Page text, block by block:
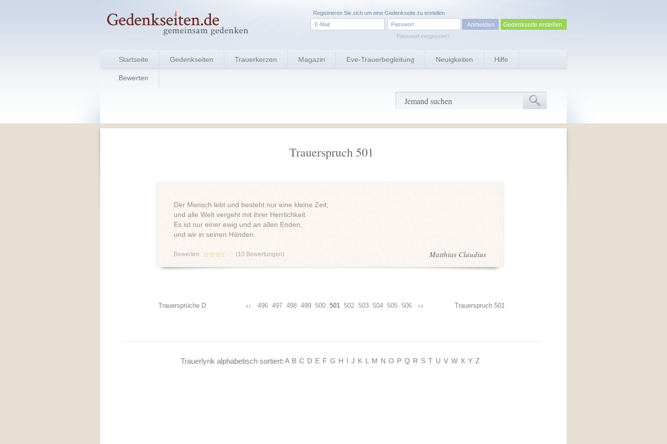
Passwort vergessen?
Registrieren Sie sich um eine Gedenkseite zu erstellen
Gedenkseite erstellen
Startseite Gedenkseiten Trauerkerzen Magazin Eve-Trauerbegleitung Neuigkeiten Hilfe
Bewerten
Trauerspruch 501
Der Mensch lebt und besteht nur eine kleine Zeit;
und alle Welt vergeht mit ihrer Herrlichkeit.
Es ist nur einer ewig und an allen Enden,
und wir in seinen Händen.
Bewerten: (10 Bewertungen) Matthias Claudius
Trauersprüche D 496 497 498 499 500 501 502 503 504 505 506 Trauerspruch 501
Trauerlyrik alphabetisch sortiert:A B C D E F G H I J K L M N O P Q R S T U V W X Y Z